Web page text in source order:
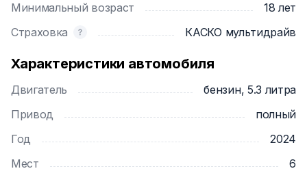
Минимальный возраст
18 лет
Страховка
КАСКО мультидрайв
Характеристики автомобиля
Двигатель
бензин, 5.3 литра
Привод
полный
Год
2024
Мест
6